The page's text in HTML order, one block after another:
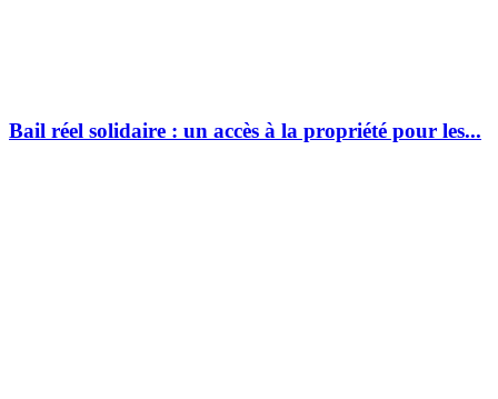
Bail réel solidaire : un accès à la propriété pour les...